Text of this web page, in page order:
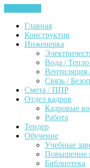
Главная
Конструктив
Инженерка
Вода /
Вентиляция
Связь /
Смета / ППР
Отдел кадров
Кадровые
Работа
Тендер
Обучение
Учебные
Повышение
Библиотека